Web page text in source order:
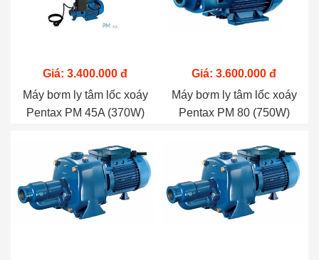
Giá: 3.400.000 đ
Máy bơm ly tâm lốc xoáy
Pentax PM 45A (370W)
Giá: 3.600.000 đ
Máy bơm ly tâm lốc xoáy
Pentax PM 80 (750W)